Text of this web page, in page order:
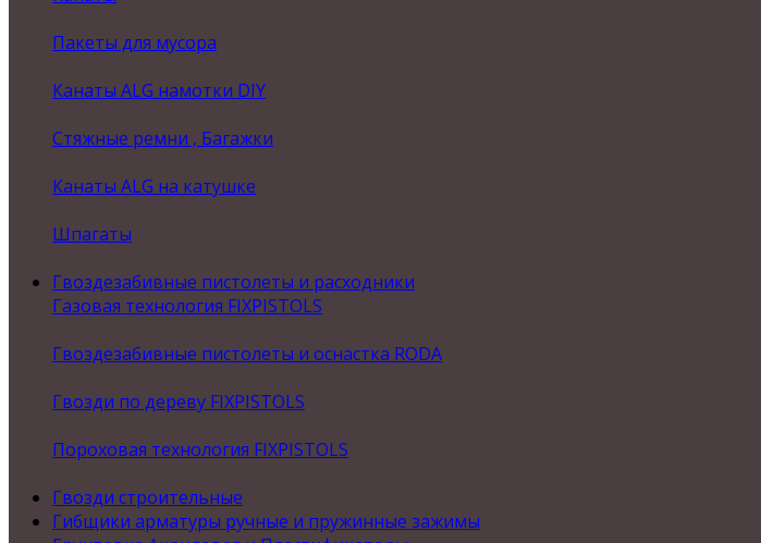
Пакеты для мусора
Канаты ALG намотки DIY
Стяжные ремни , Багажки
Канаты ALG на катушке
Шпагаты
Гвоздезабивные пистолеты и расходники
Газовая технология FIXPISTOLS
Гвоздезабивные пистолеты и оснастка RODA
Гвозди по дереву FIXPISTOLS
Пороховая технология FIXPISTOLS
Гвозди строительные
Гибщики арматуры ручные и пружинные зажимы